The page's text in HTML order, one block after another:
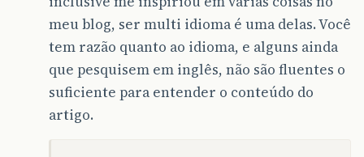
meu blog, ser multi idioma é uma delas. Você
tem razão quanto ao idioma, e alguns ainda
que pesquisem em inglês, não são fluentes o
suficiente para entender o conteúdo do
artigo.